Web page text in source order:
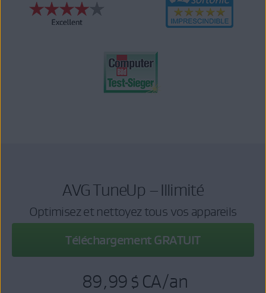
AVG TuneUp – Illimité
Optimisez et nettoyez tous vos appareils
Téléchargement GRATUIT
89,99 $ CA/an